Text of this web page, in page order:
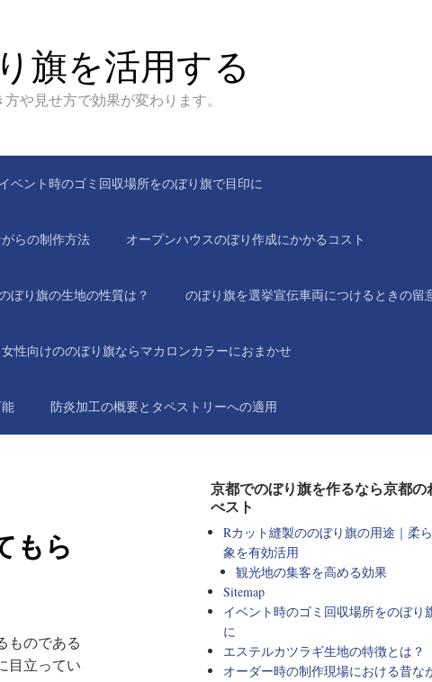
旗を活用する
や見せ方で効果が変わります。
イベント時のゴミ回収場所をのぼり旗で目印に
らの制作方法 オープンハウスのぼり作成にかかるコスト
ぼり旗の生地の性質は？ のぼり旗を選挙宣伝車両につけるときの留
女性向けののぼり旗ならマカロンカラーにおまかせ
防炎加工の概要とタペストリーへの適用
もら
ものである
目立ってい
京都でのぼり旗を作るなら京都の
べスト
Rカット縫製ののぼり旗の用途｜柔
象を有効活用
観光地の集客を高める効果
Sitemap
イベント時のゴミ回収場所をのぼり
に
エステルカツラギ生地の特徴とは？
オーダー時の制作現場における昔な